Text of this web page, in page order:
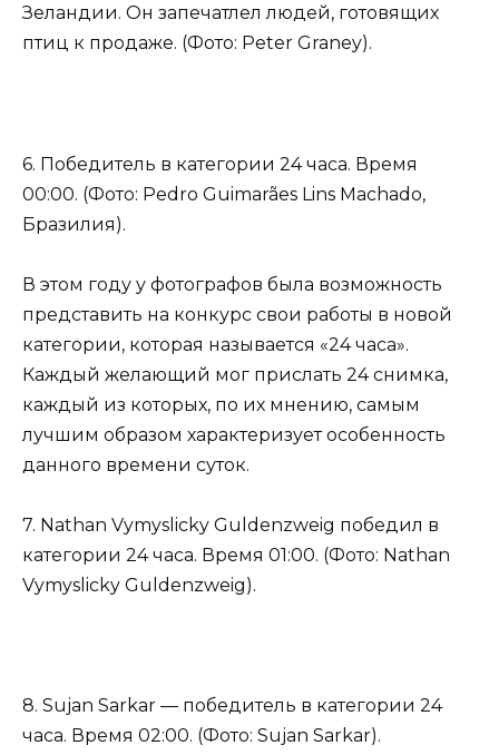
Зеландии. Он запечатлел людей, готовящих
птиц к продаже. (Фото: Peter Graney).
6. Победитель в категории 24 часа. Время
00:00. (Фото: Pedro Guimarães Lins Machado,
Бразилия).
В этом году у фотографов была возможность
представить на конкурс свои работы в новой
категории, которая называется «24 часа».
Каждый желающий мог прислать 24 снимка,
каждый из которых, по их мнению, самым
лучшим образом характеризует особенность
данного времени суток.
7. Nathan Vymyslicky Guldenzweig победил в
категории 24 часа. Время 01:00. (Фото: Nathan
Vymyslicky Guldenzweig).
8. Sujan Sarkar — победитель в категории 24
часа. Время 02:00. (Фото: Sujan Sarkar).